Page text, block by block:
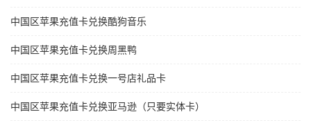
中国区苹果充值卡兑换酷狗音乐
中国区苹果充值卡兑换周黑鸭
中国区苹果充值卡兑换一号店礼品卡
中国区苹果充值卡兑换亚马逊（只要实体卡）